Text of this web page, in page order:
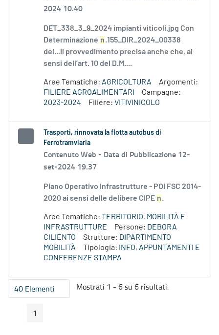
2024 10.40
DET_338_3_9_2024 impianti viticoli.jpg Con
Determinazione n.155_DIR_2024_00338
del...Il provvedimento precisa anche che, ai
sensi dell’art. 10 del D.M....
Aree Tematiche: AGRICOLTURA
Argomenti:
FILIERE AGROALIMENTARI
Campagne:
2023-2024
Filiere: VITIVINICOLO
Trasporti, rinnovata la flotta autobus di
Ferrotramviaria
Contenuto Web - Data di Pubblicazione 12-
set-2024 19.37
Piano Operativo Infrastrutture - POI FSC 2014-
2020 ai sensi delle delibere CIPE n.
Aree Tematiche: TERRITORIO, MOBILITÀ E
INFRASTRUTTURE
Persone: DEBORA
CILIENTO
Strutture: DIPARTIMENTO
MOBILITÀ
Tipologia:
INFO, APPUNTAMENTI E
CONFERENZE STAMPA
40 ElementiPer pagina
Mostrati 1 - 6 su 6 risultati.
Pagina Precedente
Pagina
1